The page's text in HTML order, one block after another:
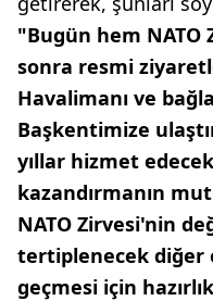
"Bugün hem NATO
sonra resmi
Havalimanı ve
Başkentimize
yıllar hizmet
kazandırmanın
NATO Zirvesi'nin
tertiplenecek diğer
geçmesi için